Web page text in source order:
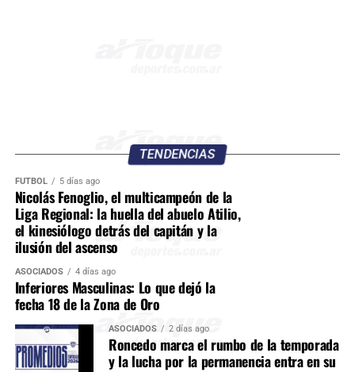
TENDENCIAS
FÚTBOL 5 días ago
Nicolás Fenoglio, el multicampeón de la
Liga Regional: la huella del abuelo Atilio,
el kinesiólogo detrás del capitán y la
ilusión del ascenso
ASOCIADOS 4 días ago
Inferiores Masculinas: Lo que dejó la
fecha 18 de la Zona de Oro
ASOCIADOS 2 días ago
Roncedo marca el rumbo de la temporada
y la lucha por la permanencia entra en su